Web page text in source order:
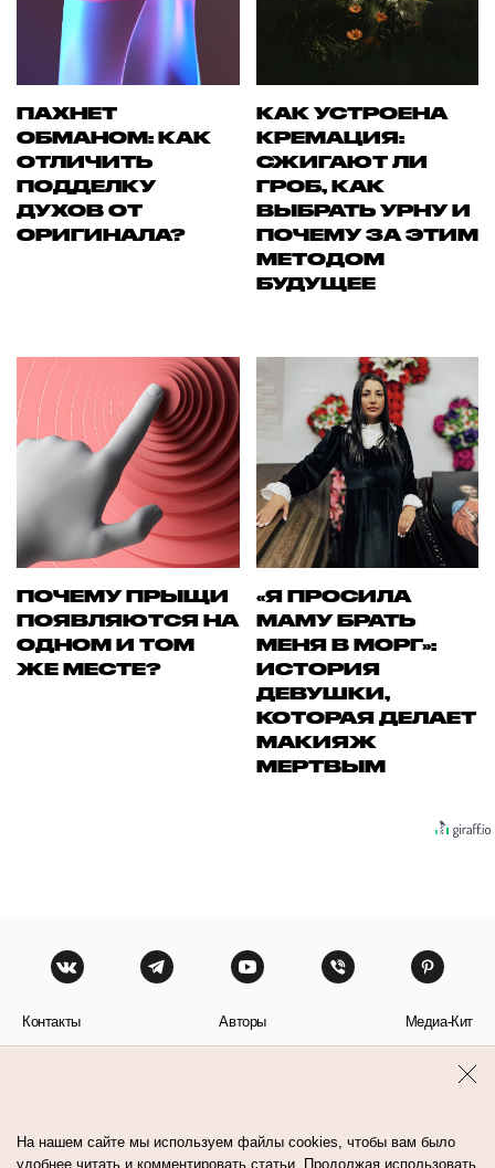
ПАХНЕТ
ОБМАНОМ: КАК
ОТЛИЧИТЬ
ПОДДЕЛКУ
ДУХОВ ОТ
ОРИГИНАЛА?
КАК УСТРОЕНА
КРЕМАЦИЯ:
СЖИГАЮТ ЛИ
ГРОБ, КАК
ВЫБРАТЬ УРНУ И
ПОЧЕМУ ЗА ЭТИМ
МЕТОДОМ
БУДУЩЕЕ
ПОЧЕМУ ПРЫЩИ
ПОЯВЛЯЮТСЯ НА
ОДНОМ И ТОМ
ЖЕ МЕСТЕ?
«Я ПРОСИЛА
МАМУ БРАТЬ
МЕНЯ В МОРГ»:
ИСТОРИЯ
ДЕВУШКИ,
КОТОРАЯ ДЕЛАЕТ
МАКИЯЖ
МЕРТВЫМ
Контакты Авторы Медиа-Кит
На нашем сайте мы используем файлы cookies, чтобы вам было
удобнее читать и комментировать статьи. Продолжая использовать